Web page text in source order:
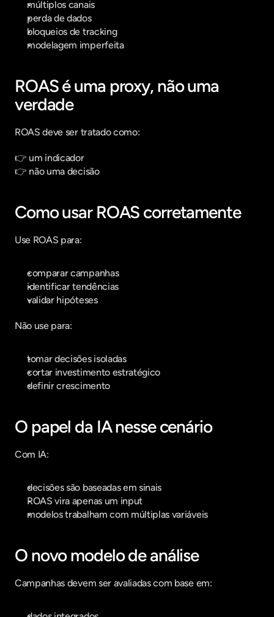
múltiplos canais
perda de dados
bloqueios de tracking
modelagem imperfeita
ROAS é uma proxy, não uma
verdade
ROAS deve ser tratado como:
👉 um indicador
👉 não uma decisão
Como usar ROAS corretamente
Use ROAS para:
comparar campanhas
identificar tendências
validar hipóteses
Não use para:
tomar decisões isoladas
cortar investimento estratégico
definir crescimento
O papel da IA nesse cenário
Com IA:
decisões são baseadas em sinais
ROAS vira apenas um input
modelos trabalham com múltiplas variáveis
O novo modelo de análise
Campanhas devem ser avaliadas com base em: